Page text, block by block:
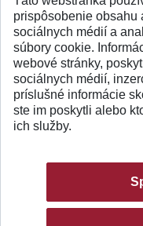
prispôsobenie obsahu
sociálnych médií a
súbory cookie.
webové stránky,
sociálnych médií,
príslušné informácie
ste im poskytli alebo
ich služby.